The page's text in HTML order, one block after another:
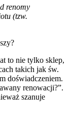
renomy
(tzw.
to nie tylko sklep,
takich jak św.
doświadczeniem.
renowacji?”.
szanuje